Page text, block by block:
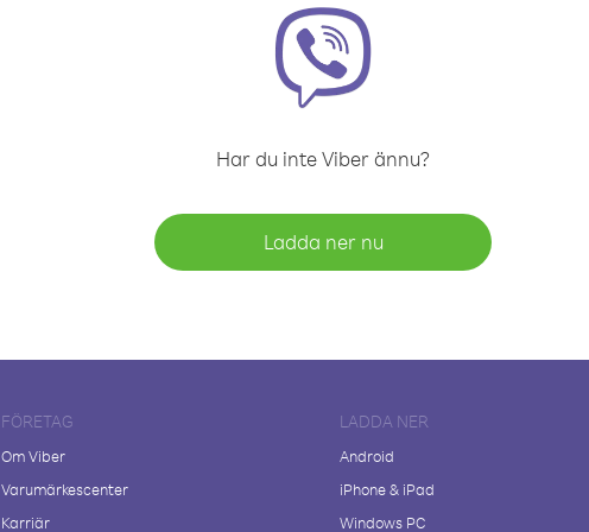
Har du inte Viber ännu?
Ladda ner nu
FÖRETAG
Om Viber
Varumärkescenter
Karriär
LADDA NER
Android
iPhone & iPad
Windows PC